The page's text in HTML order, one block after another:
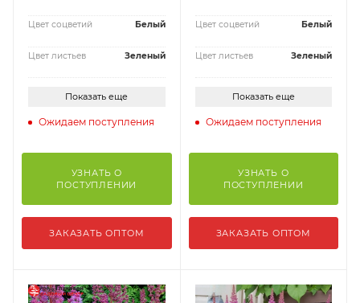
Цвет соцветий Белый
Цвет листьев Зеленый
Показать еще
Ожидаем поступления
УЗНАТЬ О
ПОСТУПЛЕНИИ
ЗАКАЗАТЬ ОПТОМ
Цвет соцветий Белый
Цвет листьев Зеленый
Показать еще
Ожидаем поступления
УЗНАТЬ О
ПОСТУПЛЕНИИ
ЗАКАЗАТЬ ОПТОМ